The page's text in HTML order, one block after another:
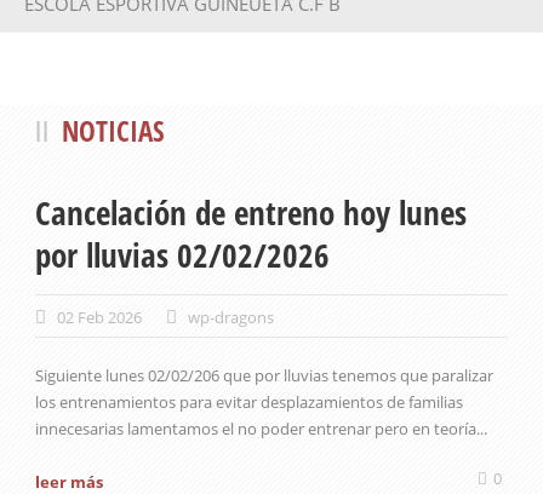
NOTICIAS
Cancelación de entreno hoy lunes
por lluvias 02/02/2026
02 Feb 2026 wp-dragons
Siguiente lunes 02/02/206 que por lluvias tenemos que paralizar
los entrenamientos para evitar desplazamientos de familias
innecesarias lamentamos el no poder entrenar pero en teoría...
leer más 0